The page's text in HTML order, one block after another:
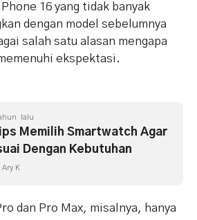
16 yang tidak banyak
dengan model sebelumnya
salah satu alasan mengapa
ekspektasi.
lalu
Memilih Smartwatch Agar
Dengan Kebutuhan
Ary K
dan Pro Max, misalnya, hanya